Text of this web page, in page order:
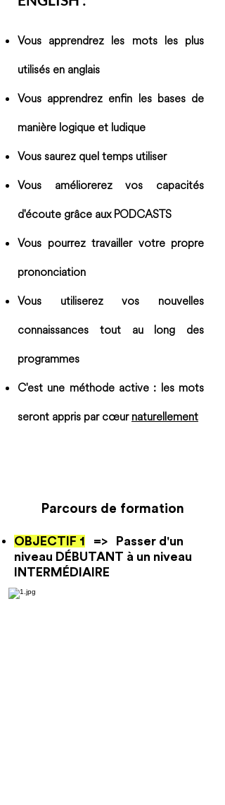
Vous apprendrez les mots les plus
utilisés en anglais
Vous apprendrez enfin les bases de
manière logique et ludique
Vous saurez quel temps utiliser
Vous améliorerez vos capacités
d'écoute grâce aux PODCASTS
Vous pourrez travailler votre propre
prononciation
Vous utiliserez vos nouvelles
connaissances tout au long des
programmes
C'est une méthode active : les mots
seront appris par cœur naturellement
Parcours de formation
OBJECTIF 1 => Passer d'un
niveau DÉBUTANT à un niveau
INTERMÉDIAIRE